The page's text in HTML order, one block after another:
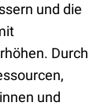
und die
Durch
und